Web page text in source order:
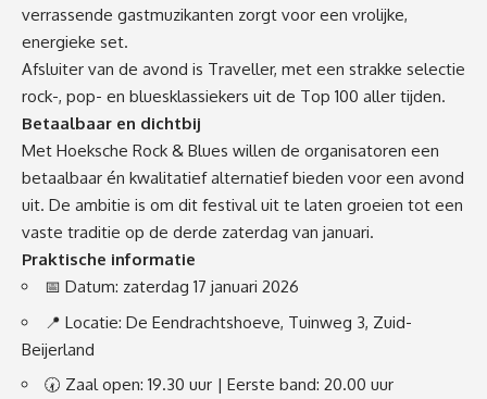
verrassende gastmuzikanten zorgt voor een vrolijke,
energieke set.
Afsluiter van de avond is Traveller, met een strakke selectie
rock-, pop- en bluesklassiekers uit de Top 100 aller tijden.
Betaalbaar en dichtbij
Met Hoeksche Rock & Blues willen de organisatoren een
betaalbaar én kwalitatief alternatief bieden voor een avond
uit. De ambitie is om dit festival uit te laten groeien tot een
vaste traditie op de derde zaterdag van januari.
Praktische informatie
📅 Datum: zaterdag 17 januari 2026
📍 Locatie: De Eendrachtshoeve, Tuinweg 3, Zuid-
Beijerland
🕢 Zaal open: 19.30 uur | Eerste band: 20.00 uur